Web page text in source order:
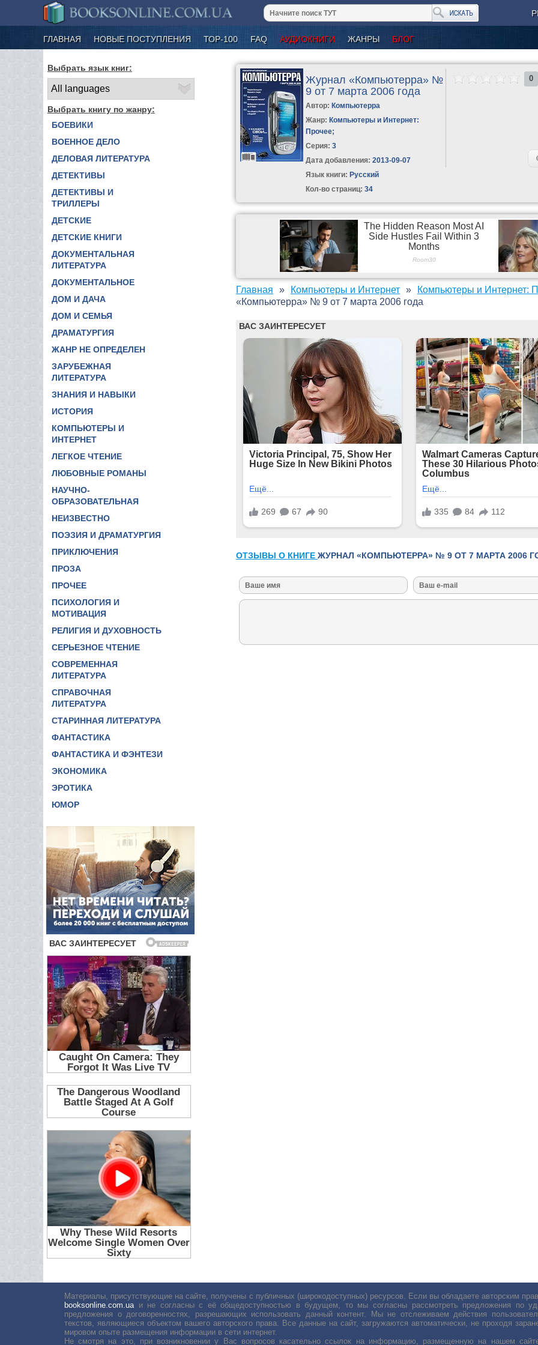
ГЛАВНАЯ НОВЫЕ ПОСТУПЛЕНИЯ ТОР-100 FAQ АУДИОКНИГИ ЖАНРЫ БЛОГ
Выбрать язык книг:
Выбрать книгу по жанру:
БОЕВИКИ
ВОЕННОЕ ДЕЛО
ДЕЛОВАЯ ЛИТЕРАТУРА
ДЕТЕКТИВЫ
ДЕТЕКТИВЫ И
ТРИЛЛЕРЫ
ДЕТСКИЕ
ДЕТСКИЕ КНИГИ
ДОКУМЕНТАЛЬНАЯ
ЛИТЕРАТУРА
ДОКУМЕНТАЛЬНОЕ
ДОМ И ДАЧА
ДОМ И СЕМЬЯ
ДРАМАТУРГИЯ
ЖАНР НЕ ОПРЕДЕЛЕН
ЗАРУБЕЖНАЯ
ЛИТЕРАТУРА
ЗНАНИЯ И НАВЫКИ
ИСТОРИЯ
КОМПЬЮТЕРЫ И
ИНТЕРНЕТ
ЛЕГКОЕ ЧТЕНИЕ
ЛЮБОВНЫЕ РОМАНЫ
НАУЧНО-
ОБРАЗОВАТЕЛЬНАЯ
НЕИЗВЕСТНО
ПОЭЗИЯ И ДРАМАТУРГИЯ
ПРИКЛЮЧЕНИЯ
ПРОЗА
ПРОЧЕЕ
ПСИХОЛОГИЯ И
МОТИВАЦИЯ
РЕЛИГИЯ И ДУХОВНОСТЬ
СЕРЬЕЗНОЕ ЧТЕНИЕ
СОВРЕМЕННАЯ
ЛИТЕРАТУРА
СПРАВОЧНАЯ
ЛИТЕРАТУРА
СТАРИННАЯ ЛИТЕРАТУРА
ФАНТАСТИКА
ФАНТАСТИКА И ФЭНТЕЗИ
ЭКОНОМИКА
ЭРОТИКА
ЮМОР
Журнал «Компьютерра» №
9 от 7 марта 2006 года
Автор: Компьютерра
Жанр: Компьютеры и Интернет:
Прочее;
Серия:3
Дата добавления: 2013-09-07
Язык книги: Русский
Кол-во страниц: 34
0
Главная Компьютеры и Интернет
Компьютеры и Интернет:
«Компьютерра» № 9 от 7 марта 2006 года
ОТЗЫВЫ О КНИГЕ ЖУРНАЛ «КОМПЬЮТЕРРА» № 9 ОТ 7 МАРТА 2006
Материалы, присутствующие на сайте, получены с публичных (широкодоступных) ресурсов. Если вы обладаете авторским
booksonline.com.ua и не согласны с её общедоступностью в будущем, то мы согласны рассмотреть предложения по
предложения о договоренностях, разрешающих использовать данный контент. Мы не отслеживаем действия
текстов, являющиеся объектом вашего авторского права. Все данные на сайт, загружаются автоматически, не проходя
мировом опыте размещения информации в сети интернет.
Не смотря на это, при возникновении у Вас вопросов касательно ссылок на информацию, размещенную на нашем